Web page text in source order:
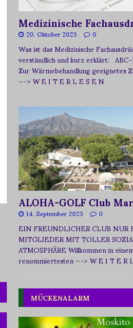
Medizinische
20. Oktober 2023 0
Was ist das Medizinische
verständlich und kurz erklärt:
Zur Wärmebehandlung geeignetes
—-> W E I T E R L E S E N
ALOHA-GOLF Club
14. September 2023 0
EIN FREUNDLICHER CLUB NUR
MITGLIEDER MIT TOLLER
ATMOSPHÄRE Willkommen in
renommiertesten—-> W E I T E R
MÜCKENALARM